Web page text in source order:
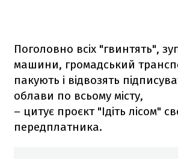
Поголовно всіх "гвинтять",
машини, громадський
пакують і відвозять
облави по всьому місту,
– цитує проєкт "Ідіть лісом"
передплатника.